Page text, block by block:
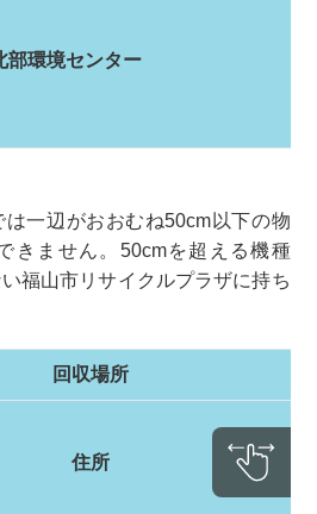
部環境センター
一辺がおおむね50cm以下の物
きません。50cmを超える機種
福山市リサイクルプラザに持ち
回収場所
住所